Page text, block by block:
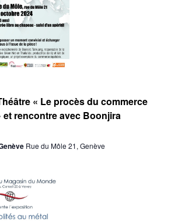
« Le procès du commerce
et rencontre avec Boonjira
Rue du Môle 21, Genève